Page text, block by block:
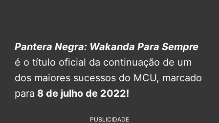
Pantera Negra: Wakanda Para Sempre
é o título oficial da continuação de um
dos maiores sucessos do MCU, marcado
para 8 de julho de 2022!
PUBLICIDADE